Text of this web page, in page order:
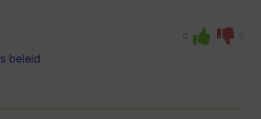
0 0
beleid